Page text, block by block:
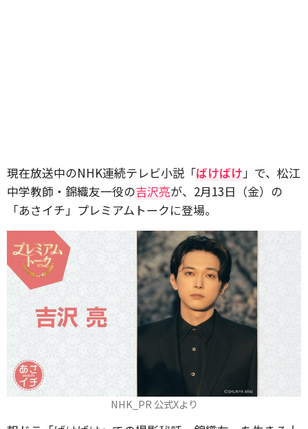
現在放送中のNHK連続テレビ小説「ばけばけ」で、松江
中学教師・錦織友一役の吉沢亮が、2月13日（金）の
「あさイチ」プレミアムトークに登場。
NHK_PR 公式Xより